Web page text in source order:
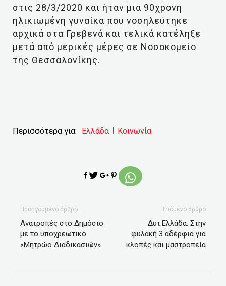
στις 28/3/2020 και ήταν μια 90χρονη
ηλικιωμένη γυναίκα που νοσηλεύτηκε
αρχικά στα Γρεβενά και τελικά κατέληξε
μετά από μερικές μέρες σε Νοσοκομείο
της Θεσσαλονίκης.
Περισσότερα για: Ελλάδα Κοινωνία
Προηγούμενο άρθρο
Ανατροπές στο Δημόσιο
με το υποχρεωτικό
«Μητρώο Διαδικασιών»
Επόμενο άρθρο
Δυτ.Ελλάδα: Στην
φυλακή 3 αδέρφια για
κλοπές και μαστροπεία